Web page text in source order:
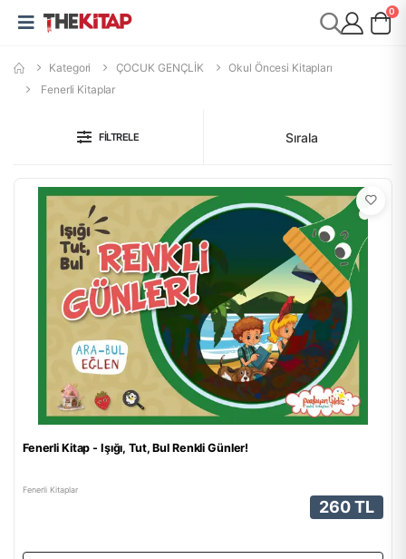
0
Kategori ÇOCUK GENÇLİK
Okul Öncesi Kitapları
Fenerli Kitaplar
FILTRELE Sırala
Fenerli Kitap - Işığı, Tut, Bul Renkli Günler!
Fenerli Kitaplar
260 TL